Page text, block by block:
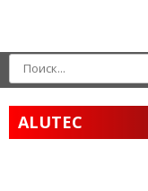
ALUTEC